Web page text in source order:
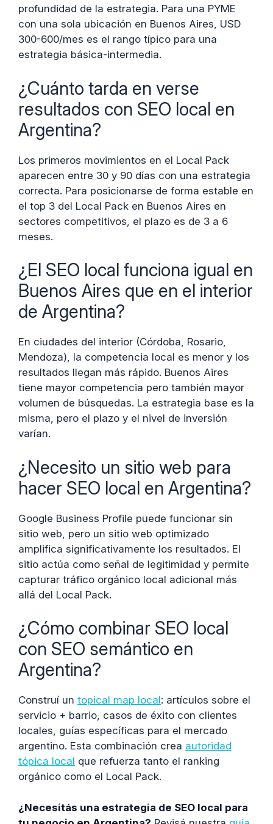
profundidad de la estrategia. Para una PYME
con una sola ubicación en Buenos Aires, USD
300-600/mes es el rango típico para una
estrategia básica-intermedia.
¿Cuánto tarda en verse
resultados con SEO local en
Argentina?
Los primeros movimientos en el Local Pack
aparecen entre 30 y 90 días con una estrategia
correcta. Para posicionarse de forma estable en
el top 3 del Local Pack en Buenos Aires en
sectores competitivos, el plazo es de 3 a 6
meses.
¿El SEO local funciona igual en
Buenos Aires que en el interior
de Argentina?
En ciudades del interior (Córdoba, Rosario,
Mendoza), la competencia local es menor y los
resultados llegan más rápido. Buenos Aires
tiene mayor competencia pero también mayor
volumen de búsquedas. La estrategia base es la
misma, pero el plazo y el nivel de inversión
varían.
¿Necesito un sitio web para
hacer SEO local en Argentina?
Google Business Profile puede funcionar sin
sitio web, pero un sitio web optimizado
amplifica significativamente los resultados. El
sitio actúa como señal de legitimidad y permite
capturar tráfico orgánico local adicional más
allá del Local Pack.
¿Cómo combinar SEO local
con SEO semántico en
Argentina?
Construí un topical map local: artículos sobre el
servicio + barrio, casos de éxito con clientes
locales, guías específicas para el mercado
argentino. Esta combinación crea autoridad
tópica local que refuerza tanto el ranking
orgánico como el Local Pack.
¿Necesitás una estrategia de SEO local para